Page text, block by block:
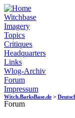
Witchbase
Imagery
Topics
Critiques
Headquarters
Links
Wlog-Archiv
Forum
Impressum
Witch.BarksBase.de >
Forum